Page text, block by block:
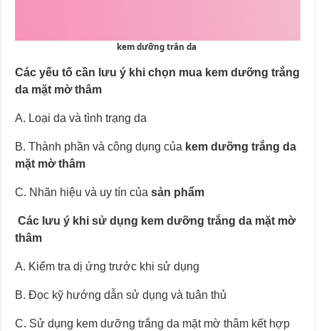
kem dưỡng trắn da
Các yếu tố cần lưu ý khi chọn mua kem dưỡng trắng
da mặt mờ thâm
A. Loại da và tình trạng da
B. Thành phần và công dụng của kem dưỡng trắng da
mặt mờ thâm
C. Nhãn hiệu và uy tín của sản phẩm
Các lưu ý khi sử dụng kem dưỡng trắng da mặt mờ
thâm
A. Kiểm tra dị ứng trước khi sử dụng
B. Đọc kỹ hướng dẫn sử dụng và tuân thủ
C. Sử dụng kem dưỡng trắng da mặt mờ thâm kết hợp